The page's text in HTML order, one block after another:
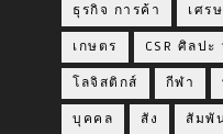
ธุรกิจ การค้า เศร
เกษตร CSR ศิลปะ
โลจิสติกส์ กีฬา
บุคคล สัง สัมพั